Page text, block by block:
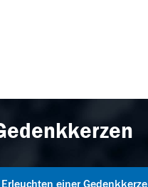
Erleuchten einer Gedenkkerze